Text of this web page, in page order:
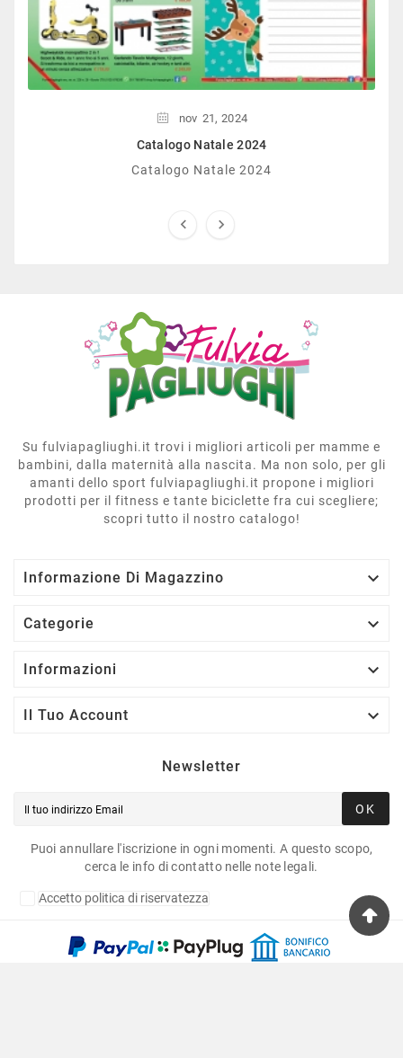
nov 21, 2024
Catalogo Natale 2024
Catalogo Natale 2024
 
Su fulviapagliughi.it trovi i migliori articoli per mamme e
bambini, dalla maternità alla nascita. Ma non solo, per gli
amanti dello sport fulviapagliughi.it propone i migliori
prodotti per il fitness e tante biciclette fra cui scegliere;
scopri tutto il nostro catalogo!
Informazione Di Magazzino 
Categorie 
Informazioni 
Il Tuo Account 
Newsletter
OK
Puoi annullare l'iscrizione in ogni momenti. A questo scopo,
cerca le info di contatto nelle note legali.
Accetto politica di riservatezza